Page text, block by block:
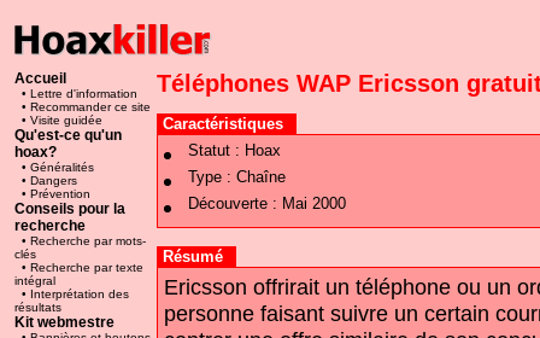
Accueil
• Lettre d'information
• Recommander ce site
• Visite guidée
Qu'est-ce qu'un
hoax?
• Généralités
• Dangers
• Prévention
Conseils pour la
recherche
• Recherche par mots-
clés
• Recherche par texte
intégral
• Interprétation des
résultats
Kit webmestre
Téléphones WAP Ericsson
Caractéristiques
Statut : Hoax
Type :Chaîne
Découverte : Mai 2000
Résumé
Ericsson offrirait un téléphone ou un
personne faisant suivre un certain